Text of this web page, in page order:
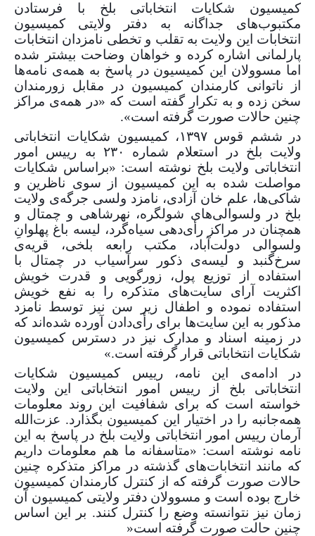
کمیسیون شکایات انتخاباتی بلخ با فرستادن
مکتبوب‌های جداگانه به دفتر ولایتی کمیسیون
انتخابات این ولایت به تقلب و تخطی نامزدان انتخابات
پارلمانی اشاره کرده و خواهان وضاحت بیشتر شده
اما مسوولان این کمیسیون در پاسخ به همه‌ی نامه‌ها
از ناتوانی کارمندان کمیسیون در مقابل زورمندان
سخن زده و به تکرار گفته است که «در همه‌ی مراکز
چنین حالات صورت گرفته است».
در ششم قوس ۱۳۹۷، کمیسیون شکایات انتخاباتی
ولایت بلخ در استعلام شماره
۲۳۰ به رییس امور
انتخاباتی ولایت بلخ نوشته است: «براساس شکایات
مواصلت شده به این کمیسیون از سوی ناظرین و
شاکی‌ها، ‌علم خان آزادی، نامزد ولسی جرگه‌ی ولایت
بلخ در ولسوالی‌های شولگره، نهرشاهی و چمتال و
همچنان در مراکز رأی‌دهی سیاه‌گرد، لیسه باغ پهلوانِ
ولسوالی دولت‌آباد، مکتب رابعه‌ بلخی، قریه‌ی
سرخ‌گنبد و لیسه‌ی ذکور سرآسیاب در چمتال با
استفاده از توزیع پول، زورگویی و قدرت خویش
اکثریت آرای سایت‌های متذکره را به نفع خویش
استفاده نموده و اطفال زیر سن نیز توسط نامزد
مذکور به این سایت‌ها برای رأی‌دادن آورده شده‌اند که
در زمینه اسناد و مدارک نیز در دسترس کمیسیون
شکایات انتخاباتی قرار گرفته است.»
در ادامه‌ی این نامه، رییس کمیسیون شکایات
انتخاباتی بلخ از رییس امور انتخاباتی این ولایت
خواسته است که برای شفافیت این روند معلومات
همه‌جانبه را در اختیار این کمیسیون بگذارد. عزت‌الله
آرمان رییس امور انتخاباتی ولایت بلخ در پاسخ به این
نامه نوشته است: «متاسفانه ما هم معلومات داریم
که مانند انتخابات‌های گذشته در مراکز متذکره چنین
حالات صورت گرفته که از کنترل کارمندان کمیسیون
خارج بوده است و مسوولان دفتر ولایتی کمیسیون آن
زمان نیز نتوانسته وضع را کنترل کنند. بر این اساس
چنین حالت صورت گرفته است«